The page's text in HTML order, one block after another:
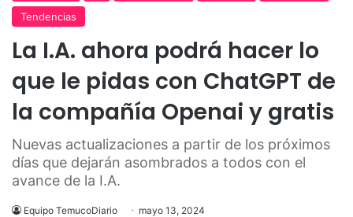
Tendencias
La I.A. ahora podrá hacer lo
que le pidas con ChatGPT de
la compañía Openai y gratis
Nuevas actualizaciones a partir de los próximos
días que dejarán asombrados a todos con el
avance de la I.A.
Equipo TemucoDiario mayo 13, 2024